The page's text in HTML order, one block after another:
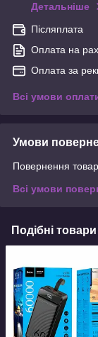
Детальніше
Післяплата
Оплата на
Оплата за
Всі умови
Умови
Повернення
Всі умови
Подібні